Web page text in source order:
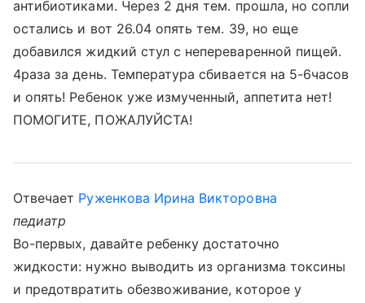
антибиотиками. Через 2 дня тем. прошла, но сопли
остались и вот 26.04 опять тем. 39, но еще
добавился жидкий стул с непереваренной пищей.
4раза за день. Температура сбивается на 5-6часов
и опять! Ребенок уже измученный, аппетита нет!
ПОМОГИТЕ, ПОЖАЛУЙСТА!
Отвечает Руженкова Ирина Викторовна
педиатр
Во-первых, давайте ребенку достаточно
жидкости: нужно выводить из организма токсины
и предотвратить обезвоживание, которое у